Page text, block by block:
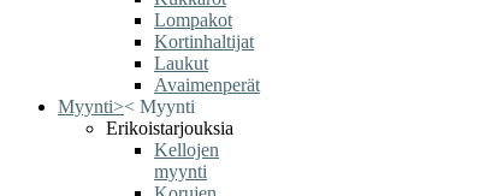
Lompakot
Kortinhaltijat
Laukut
Avaimenperät
Myynti>< Myynti
Erikoistarjouksia
Kellojen
myynti